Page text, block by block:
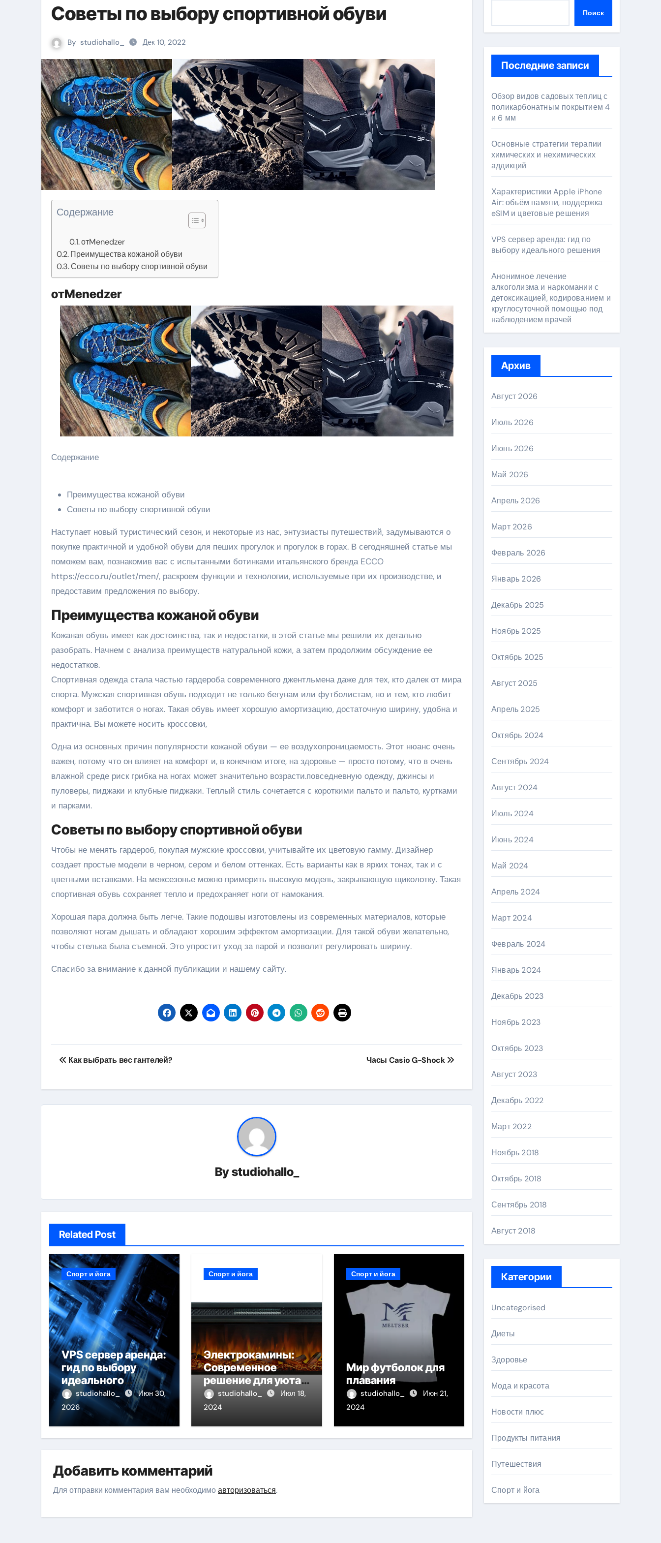
Советы по выбору спортивной обуви
By studiohallo_ Дек 10, 2022
Содержание
отMenedzer
Преимущества кожаной обуви
Советы по выбору спортивной обуви
отMenedzer
Содержание
Преимущества кожаной обуви
Советы по выбору спортивной обуви
Наступает новый туристический сезон, и некоторые из нас, энтузиасты путешествий, задумываются о
покупке практичной и удобной обуви для пеших прогулок и прогулок в горах. В сегодняшней статье мы
поможем вам, познакомив вас с испытанными ботинками итальянского бренда ECCO
https://ecco.ru/outlet/men/, раскроем функции и технологии, используемые при их производстве, и
предоставим предложения по выбору.
Преимущества кожаной обуви
Кожаная обувь имеет как достоинства, так и недостатки, в этой статье мы решили их детально
разобрать. Начнем с анализа преимуществ натуральной кожи, а затем продолжим обсуждение ее
недостатков.
Спортивная одежда стала частью гардероба современного джентльмена даже для тех, кто далек от мира
спорта. Мужская спортивная обувь подходит не только бегунам или футболистам, но и тем, кто любит
комфорт и заботится о ногах. Такая обувь имеет хорошую амортизацию, достаточную ширину, удобна и
практична. Вы можете носить кроссовки,
Одна из основных причин популярности кожаной обуви — ее воздухопроницаемость. Этот нюанс очень
важен, потому что он влияет на комфорт и, в конечном итоге, на здоровье — просто потому, что в очень
влажной среде риск грибка на ногах может значительно возрасти.повседневную одежду, джинсы и
пуловеры, пиджаки и клубные пиджаки. Теплый стиль сочетается с короткими пальто и пальто, куртками
и парками.
Советы по выбору спортивной обуви
Чтобы не менять гардероб, покупая мужские кроссовки, учитывайте их цветовую гамму. Дизайнер
создает простые модели в черном, сером и белом оттенках. Есть варианты как в ярких тонах, так и с
цветными вставками. На межсезонье можно примерить высокую модель, закрывающую щиколотку. Такая
спортивная обувь сохраняет тепло и предохраняет ноги от намокания.
Хорошая пара должна быть легче. Такие подошвы изготовлены из современных материалов, которые
позволяют ногам дышать и обладают хорошим эффектом амортизации. Для такой обуви желательно,
чтобы стелька была съемной. Это упростит уход за парой и позволит регулировать ширину.
Спасибо за внимание к данной публикации и нашему сайту.
Навигация
записям
Как выбрать вес гантелей? Часы Casio G-Shock
Bystudiohallo_
Related Post
Спорт и йога
VPS сервер аренда:
гид по выбору
идеального
решения
studiohallo_
Июн 30,
2026
Спорт и йога
Электрокамины:
Современное
решение для уюта и
тепла
studiohallo_
Июл 18,
2024
Спорт и йога
Мир футболок для
плавания
studiohallo_
Июн 21,
2024
Добавить комментарий
Для отправки комментария вам необходимоавторизоваться.
Поиск
Последние записи
Обзор видов садовых теплиц с
поликарбонатным покрытием 4
и 6 мм
Основные стратегии терапии
химических и нехимических
аддикций
Характеристики Apple iPhone
Air: объём памяти, поддержка
eSIM и цветовые решения
VPS сервер аренда: гид по
выбору идеального решения
Анонимное лечение
алкоголизма и наркомании с
детоксикацией, кодированием и
круглосуточной помощью под
наблюдением врачей
Архив
Август 2026
Июль 2026
Июнь 2026
Май 2026
Апрель 2026
Март 2026
Февраль 2026
Январь 2026
Декабрь 2025
Ноябрь 2025
Октябрь 2025
Август 2025
Апрель 2025
Октябрь 2024
Сентябрь 2024
Август 2024
Июль 2024
Июнь 2024
Май 2024
Апрель 2024
Март 2024
Февраль 2024
Январь 2024
Декабрь 2023
Ноябрь 2023
Октябрь 2023
Август 2023
Декабрь 2022
Март 2022
Ноябрь 2018
Октябрь 2018
Сентябрь 2018
Август 2018
Категории
Uncategorised
Диеты
Здоровье
Мода и красота
Новости плюс
Продукты питания
Путешествия
Спорт и йога